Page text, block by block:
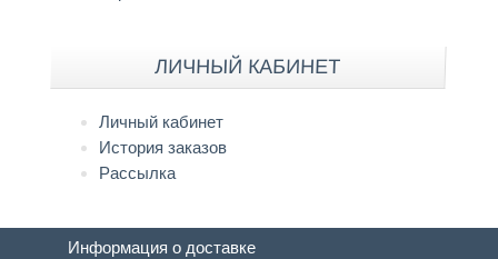
ЛИЧНЫЙ КАБИНЕТ
Личный кабинет
История заказов
Рассылка
Информация о доставке